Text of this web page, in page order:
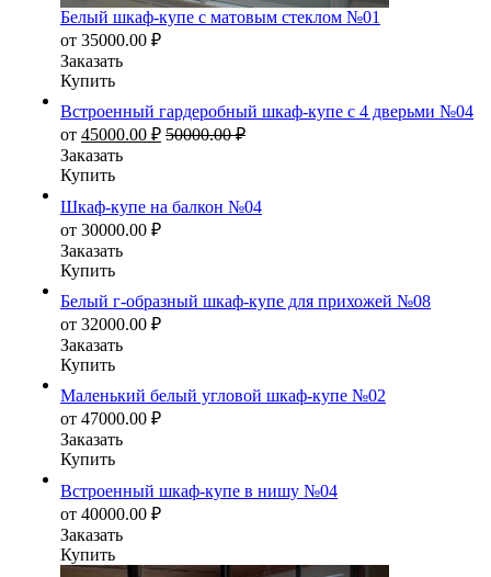
Белый шкаф-купе с матовым стеклом №01
от 35000.00 ₽
Заказать
Купить
Встроенный гардеробный шкаф-купе с 4 дверьми №04
от 45000.00 ₽ 50000.00₽
Заказать
Купить
Шкаф-купе на балкон №04
от 30000.00 ₽
Заказать
Купить
Белый г-образный шкаф-купе для прихожей №08
от 32000.00 ₽
Заказать
Купить
Маленький белый угловой шкаф-купе №02
от 47000.00 ₽
Заказать
Купить
Встроенный шкаф-купе в нишу №04
от 40000.00 ₽
Заказать
Купить